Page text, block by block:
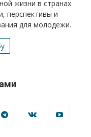
жизни в странах
перспективы и
для молодежи.